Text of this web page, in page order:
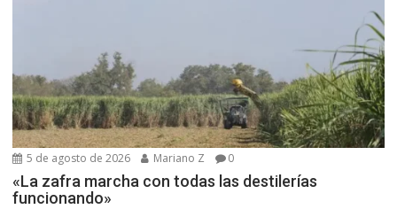
5 de agosto de 2026 Mariano Z 0
«La zafra marcha con todas las destilerías
funcionando»